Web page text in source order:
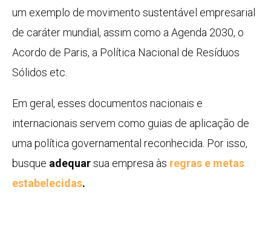
um exemplo de movimento sustentável empresarial
de caráter mundial, assim como a Agenda 2030, o
Acordo de Paris, a Política Nacional de Resíduos
Sólidos etc.
Em geral, esses documentos nacionais e
internacionais servem como guias de aplicação de
uma política governamental reconhecida. Por isso,
busque adequarsua empresa às regras e metas
estabelecidas.